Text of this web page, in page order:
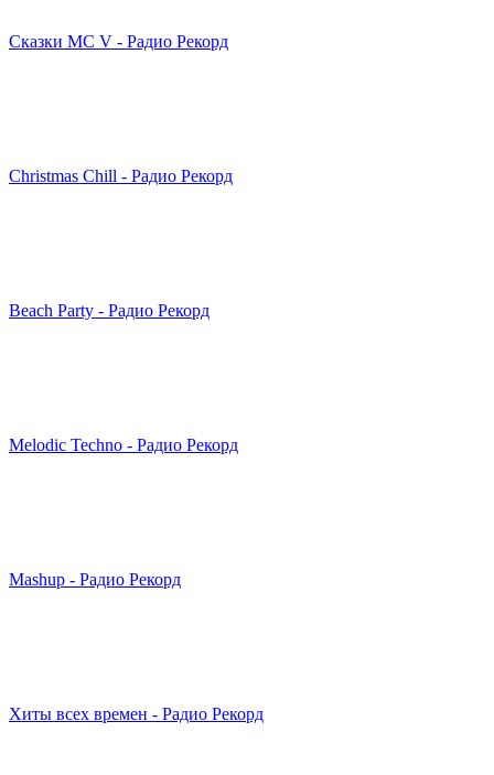
Сказ­ки MC V - Радио Рекорд
Christmas Chill - Радио Рекорд
Beach Party - Радио Рекорд
Melodic Techno - Радио Рекорд
Mashup - Радио Рекорд
Хиты всех вре­мен - Радио Рекорд